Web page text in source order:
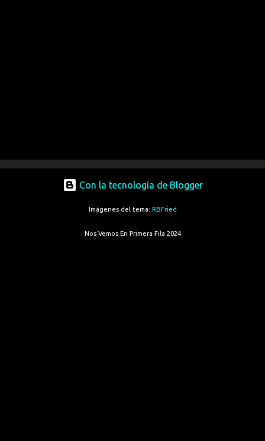
Con la tecnología de Blogger
Imágenes del tema: RBFried
Nos Vemos En Primera Fila 2024